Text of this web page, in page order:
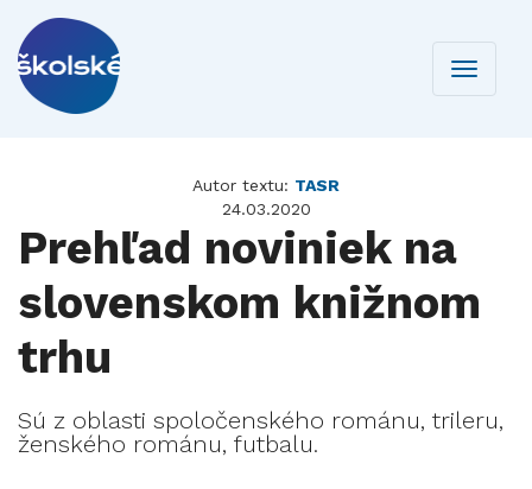
Toggle
Autor textu: TASR
24.03.2020
Prehľad noviniek na
slovenskom knižnom
trhu
Sú z oblasti spoločenského románu, trileru,
ženského románu, futbalu.